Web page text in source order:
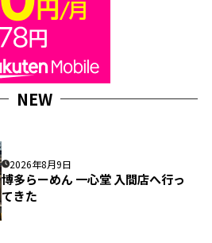
NEW
2026年8月9日
博多らーめん 一心堂 入間店へ行っ
てきた